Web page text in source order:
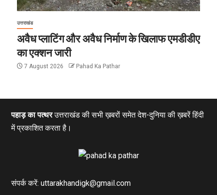
उत्तराखंड
अवैध प्लाटिंग और अवैध निर्माण के खिलाफ एमडीडीए
का एक्शन जारी
7 August 2026 Pahad Ka Pathar
पहाड़ का पत्थरउत्तराखंड की सभी ख़बरों समेत देश-दुनिया की ख़बरें हिंदी
में प्रकाशित करता है।
संपर्क करें: uttarakhandigk@gmail.com